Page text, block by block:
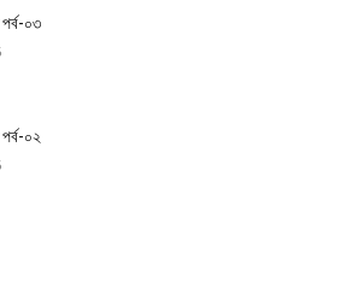
পর্ব-০৩
০২